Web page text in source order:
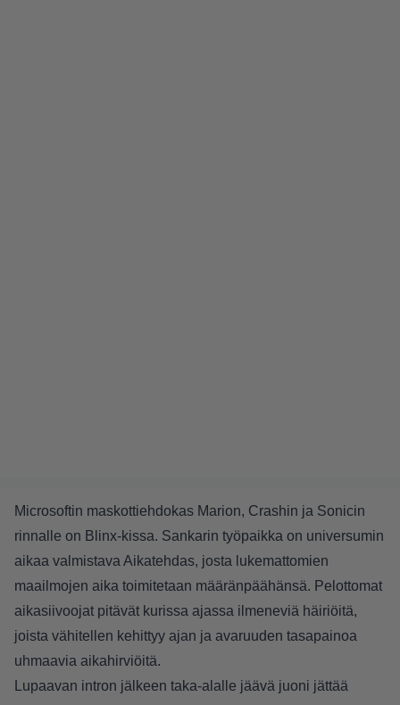
Microsoftin maskottiehdokas Marion, Crashin ja Sonicin
rinnalle on Blinx-kissa. Sankarin työpaikka on universumin
aikaa valmistava Aikatehdas, josta lukemattomien
maailmojen aika toimitetaan määränpäähänsä. Pelottomat
aikasiivoojat pitävät kurissa ajassa ilmeneviä häiriöitä,
joista vähitellen kehittyy ajan ja avaruuden tasapainoa
uhmaavia aikahirviöitä.
Lupaavan intron jälkeen taka-alalle jäävä juoni jättää